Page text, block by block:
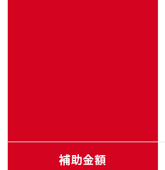
補助金額